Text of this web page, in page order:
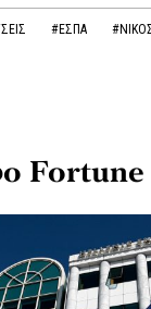
#ΕΣΠΑ
Fortune